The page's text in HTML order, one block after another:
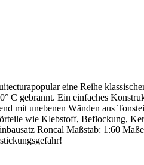
eine Reihe
C gebrannt. Ein einfaches
mit unebenen Wänden aus
wie Klebstoff, Beflockung,
Roncal Maßstab: 1:60